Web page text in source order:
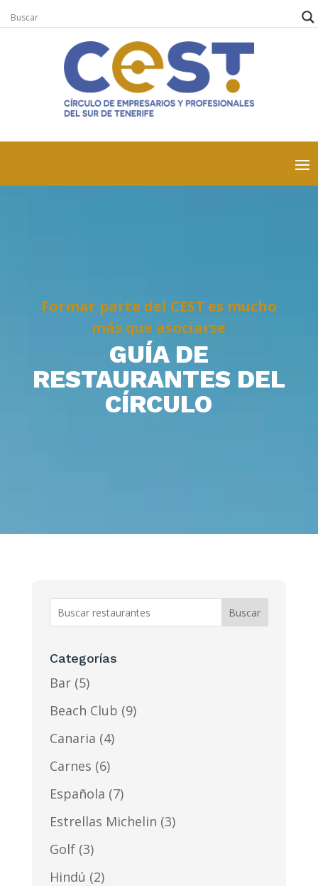
Formar parte del CEST es mucho
más que asociarse
GUÍA DE
RESTAURANTES DEL
CÍRCULO
Buscar
Categorías
Bar (5)
Beach Club (9)
Canaria (4)
Carnes (6)
Española (7)
Estrellas Michelin (3)
Golf (3)
Hindú (2)